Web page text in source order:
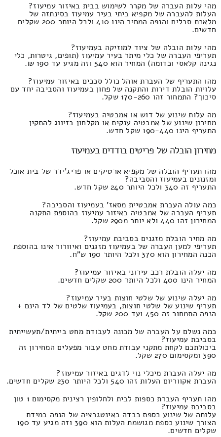
מהי עלות העברה של מקרר לשימוש בבית באיזור עמיעוז?
העלות להעברה של מקפיא ביתי בעיר עמיעוז בסינתזה של
מלאכת סבלים והנפה המחיר הינו 410 ולכל היותר 200 שקלים
חדשים.
מהי עלות הובלה של ציוד למוזיקה בעמיעוז?
תעריפי העברה של כלי מיתר בעיר עמיעוז (תופים, גיטרות, כלי
נגינה קלאסי וכדומה) המחיר הוא 540 וזה מגיע עד 190 ₪.
מהו התעריף של העברת אוהל כולל סככים באיזור עמיעוז?
עלויות הובלת דירות והתקנה של פחון בעמיעוז והסביבה יחד עם
סיכוך? התמחור זהו 170-260 שקל.
מה עלות שינוע של דוש או אמבטיה בעמיעוז?
מחירון שינוע של אמבטיה ענקית או מקלחון בזיווג להתקין
התעריף הינו 190-440 שקל חדש.
מחירון הובלה של פריטים בודדים בעמיעוז
מהו תעריף הובלה של מקפיא ארטיקים או פריג'ידר של בית אוכל
ומזנונים בעמיעוז והסביבה?
התעריף זה 340 ולכל היותר 240 שקל חדש.
כמה עולה העברת אמבטיית מסאז' בעמיעוז והסביבה?
תעריף העברה של אמבטיה באיזור עמיעוז בהוספת התקנה
המחירון זהו 440 ולא יותר מ290 שקל.
מה מחיר הובלת מזגנים בסביבת עמיעוז?
תעריפי למען העברה של בעמיעוז מזגנים ואיוורור אינו בהוספת
הכנה המחירון הוא 370 ולכל היותר 190 ש"ח.
מה יעלה הובלת רכב עירוני באיזור עמיעוז?
המחיר הינו 400 ולכל היותר 200 שקלים חדשים.
מה יעלה שינוע של שלטי חוצות בעיר עמיעוז?
תעריף שינוע של שלטי חוצות, בעמיעוז שלטים של לד הינם +
הנפה התמחור זה 450 ועד 200 שקל.
כמה נשלם על העברה של מכונה לעבודת מחט בייתית/תעשייתית
בסביבת עמיעוז?
ביכולתכם לקחת מתקני עבודת מחט עבור מפעלים המחירון זה
390 ומקסימום 270 שקל.
מה יעלה העברת מיכלי נוי לדגים באיזור עמיעוז?
העברת אקווריום העלות זהו 540 ולכל היותר 230 שקלים חדשים.
מהו תעריף העברת כספות לבית ולחלופין רצינית מקסימום 1 טון
בסביבת עמיעוז?
עלותה של שינוע כספת כבדה באינטגרציה של הנפה במידת
הצורך שינוע כספת מגושמת העלות הוא 390 וזה מגיע עד 190
שקלים חדשים.